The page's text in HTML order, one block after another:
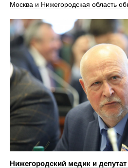
Москва и Нижегородская область
Нижегородский медик и